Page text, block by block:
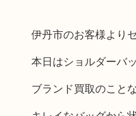
伊丹市のお客様より
本日はショルダーバ
ブランド買取のこと